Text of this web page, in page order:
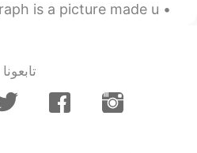
EN
CN
Alexander 韩承宪
EN
a photo or picture. A photograph is a picture made u...
تابعونا